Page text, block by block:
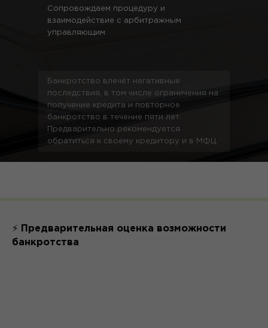
Банкротство влечёт негативные
последствия, в том числе ограничения на
получение кредита и повторное
банкротство в течение пяти лет.
Предварительно рекомендуется
обратиться к своему кредитору и в МФЦ.
Сопровождаем процедуру и
взаимодействие с арбитражным
управляющим
⚡
Предварительная оценка возможности
банкротства